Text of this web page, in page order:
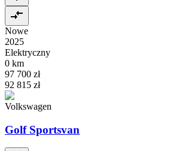
Nowe
2025
Elektryczny
0 km
97 700 zł
92 815 zł
Volkswagen
Golf Sportsvan